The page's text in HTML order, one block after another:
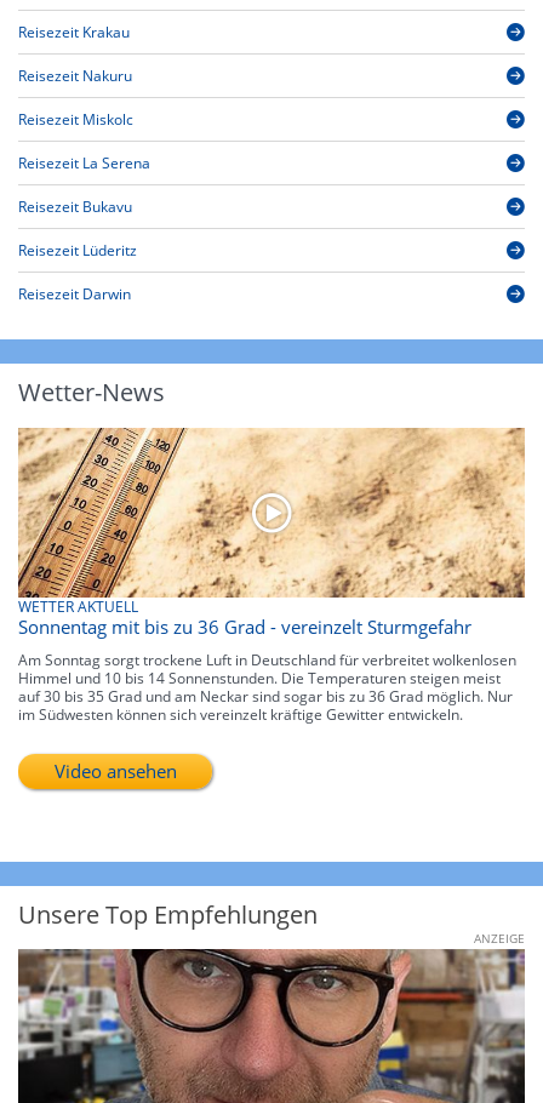
Reisezeit Krakau
Reisezeit Nakuru
Reisezeit Miskolc
Reisezeit La Serena
Reisezeit Bukavu
Reisezeit Lüderitz
Reisezeit Darwin
Wetter-News
WETTER AKTUELL
Sonnentag mit bis zu 36 Grad - vereinzelt Sturmgefahr
Am Sonntag sorgt trockene Luft in Deutschland für verbreitet wolkenlosen
Himmel und 10 bis 14 Sonnenstunden. Die Temperaturen steigen meist
auf 30 bis 35 Grad und am Neckar sind sogar bis zu 36 Grad möglich. Nur
im Südwesten können sich vereinzelt kräftige Gewitter entwickeln.
Video ansehen
Unsere Top Empfehlungen
ANZEIGE